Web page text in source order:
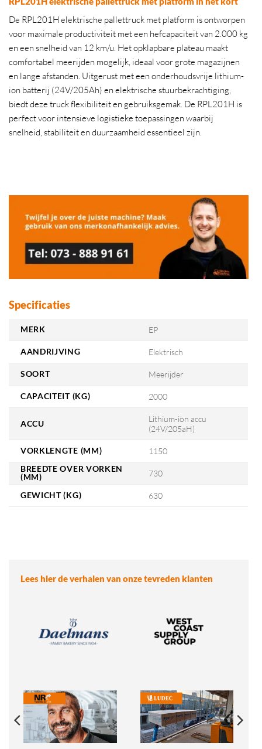
De RPL201H elektrische pallettruck met platform is ontworpen
voor maximale productiviteit met een hefcapaciteit van 2.000 kg
en een snelheid van 12 km/u. Het opklapbare plateau maakt
comfortabel meerijden mogelijk, ideaal voor grote magazijnen
en lange afstanden. Uitgerust met een onderhoudsvrije lithium-
ion batterij (24V/205Ah) en elektrische stuurbekrachtiging,
biedt deze truck flexibiliteit en gebruiksgemak. De RPL201H is
perfect voor intensieve logistieke toepassingen waarbij
snelheid, stabiliteit en duurzaamheid essentieel zijn.
Specificaties
MERK EP
AANDRIJVING Elektrisch
SOORT Meerijder
CAPACITEIT (KG) 2000
ACCU
Lithium-ion accu
(24V/205aH)
VORKLENGTE (MM)
1150
BREEDTE OVER VORKEN
(MM)
730
GEWICHT (KG) 630
Lees hier de verhalen van onze tevreden klanten